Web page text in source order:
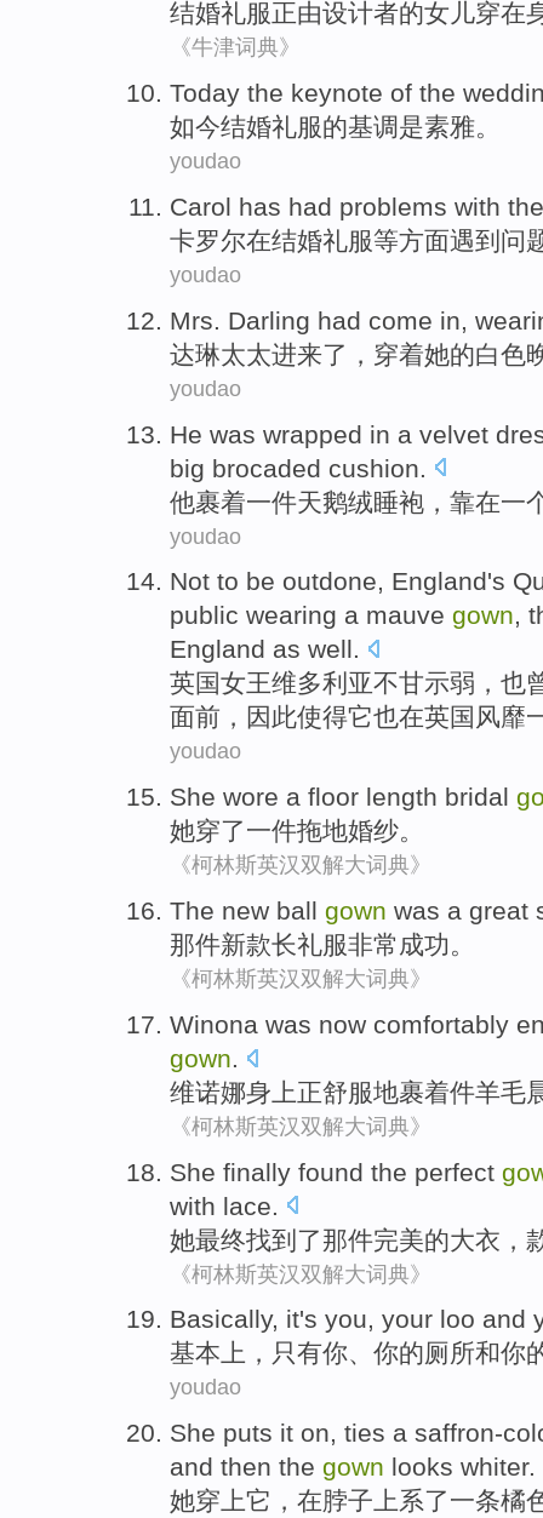
结婚礼服正由设计者的女儿穿在
《牛津词典》
Today the keynote of the
如今结婚礼服的基调是素雅。
youdao
Carol has had problems with the
卡罗尔在结婚礼服等方面遇到 问
youdao
Mrs. Darling had come in,
达琳太太进来了， 穿着她的白色
youdao
He was wrapped in a velvet
big brocaded cushion.
他裹着一件天鹅绒睡袍 ， 靠在一
youdao
Not to be outdone, England's
public wearing a mauve gown,
England as well.
英国女王维多利亚不甘示弱 ， 也
面前， 因此使得它也在英国 风靡
youdao
She wore a floor length bridal
她穿了一件拖地婚纱。
《柯林斯英汉双解大词典》
The new ball gown was a great
那件新款长礼服非常 成功。
《柯林斯英汉双解大词典》
Winona was now comfortably
gown.
维诺娜身上正舒服地裹着件羊毛
《柯林斯英汉双解大词典》
She finally found the perfect
with lace
她最终找到了那件完美的大衣 ，
《柯林斯英汉双解大词典》
Basically, it's you, your loo and
基本上 ， 只有你、 你的厕所和你
youdao
She puts it on, ties a saffron-
and then the gown looks whiter.
她穿上它 ，在脖子 上系了一条橘